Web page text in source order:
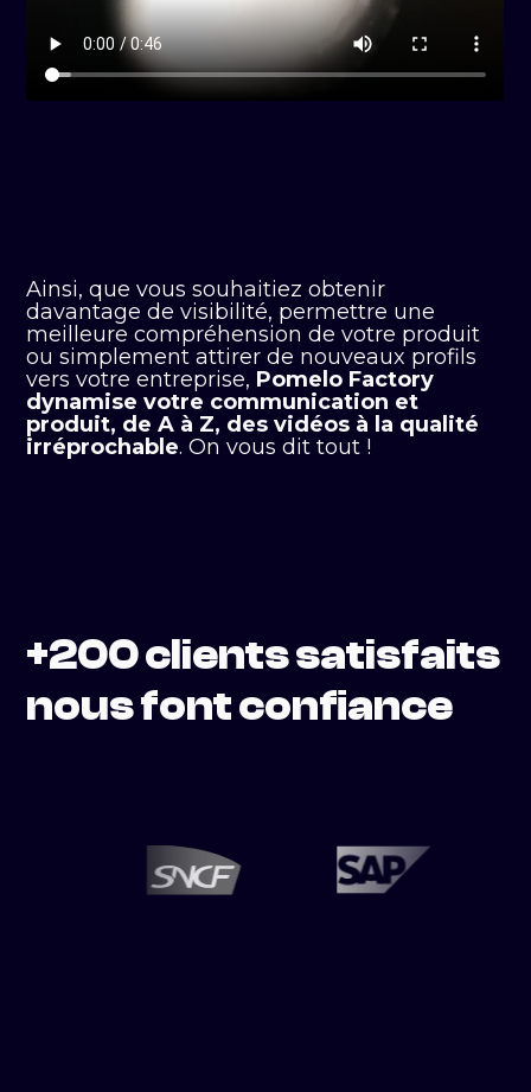
Ainsi, que vous souhaitiez obtenir
davantage de visibilité, permettre une
meilleure compréhension de votre produit
ou simplement attirer de nouveaux profils
vers votre entreprise, Pomelo Factory
dynamise votre communication et
produit, de A à Z, des vidéos à la qualité
irréprochable. On vous dit tout !
+200 clients satisfaits
nous font confiance